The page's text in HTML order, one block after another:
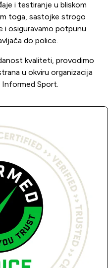
i testiranje u bliskom
toga, sastojke strogo
i osiguravamo potpunu
do police.
kvaliteti, provodimo
u okviru organizacija
Sport.